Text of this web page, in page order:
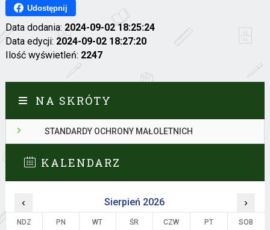
Udostępnij
Data dodania: 2024-09-02 18:25:24
Data edycji: 2024-09-02 18:27:20
Ilość wyświetleń: 2247
NA SKRÓTY
STANDARDY OCHRONY MAŁOLETNICH
KALENDARZ
‹ Sierpień 2026 ›
NDZ PN WT ŚR CZW PT SOB